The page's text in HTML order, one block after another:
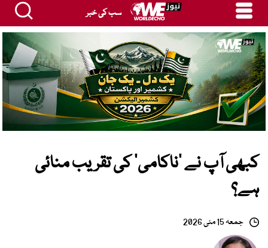
سب کی خبر
کبھی آپ نے ‘ناکامی’ کی تقریب منائی
ہے؟
جمعہ 15 مئی 2026